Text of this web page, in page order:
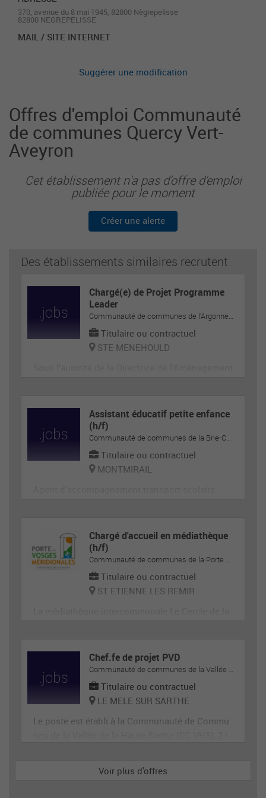
370, avenue du 8 mai 1945, 82800 Nègrepelisse
82800 NEGREPELISSE
MAIL / SITE INTERNET
Suggérer une modification
Offres d'emploi Communauté
de communes Quercy Vert-
Aveyron
Cet établissement n'a pas d'offre d'emploi
publiée pour le moment
Créer une alerte
Des établissements similaires recrutent
Chargé(e) de Projet Programme
Leader
Communauté de communes de l'Argonne-Champenoise
Titulaire ou contractuel
STE MENEHOULD
Communes de l’Argonne Champenoise et le Vice
-Président en charge de l’Aménagement du Territ
oire
Assistant éducatif petite enfance
(h/f)
Communauté de communes de la Brie-Champenoise
Titulaire ou contractuel
MONTMIRAIL
Chargé d'accueil en médiathèque
(h/f)
Communauté de communes de la Porte des Vosges Méridionales
Titulaire ou contractuel
ST ETIENNE LES REMIR
d'accueil polyvalent ; Accueil, Espace adolescen
t et autres espaces
Chef.fe de projet PVD
Communauté de communes de la Vallée de la Haute-Sarthe
Titulaire ou contractuel
LE MELE SUR SARTHE
Le poste est établi à la Communauté de Commu
Voir plus d'offres